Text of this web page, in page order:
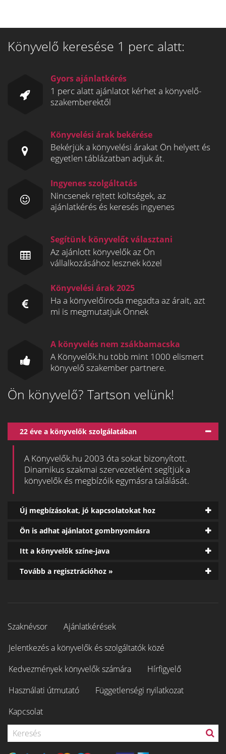
Könyvelő keresése 1 perc alatt:
Gyors ajánlatkérés
1 perc alatt ajánlatot kérhet a könyvelő-
szakemberektől
Könyvelési árak bekérése
Bekérjük a könyvelési árakat Ön helyett és
egyetlen táblázatban adjuk át.
Ingyenes szolgáltatás
Nincsenek rejtett költségek, az
ajánlatkérés és keresés ingyenes
Segítünk könyvelőt választani
Az ajánlott könyvelők az Ön
vállalkozásához lesznek közel
Könyvelési árak 2025
Ha a könyvelőiroda megadta az árait, azt
mi is megmutatjuk Önnek
A könyvelés nem zsákbamacska
A Könyvelők.hu több mint 1000 elismert
könyvelő szakember partnere.
Ön könyvelő? Tartson velünk!
22 éve a könyvelők szolgálatában
A Könyvelők.hu 2003 óta sokat bizonyított.
Dinamikus szakmai szervezetként segítjük a
könyvelők és megbízóik egymásra találását.
Új megbízásokat, jó kapcsolatokat hoz
Ön is adhat ajánlatot gombnyomásra
Itt a könyvelők színe-java
Tovább a regisztrációhoz »
Szaknévsor
Ajánlatkérések
Jelentkezés a könyvelők és szolgáltatók közé
Kedvezmények könyvelők számára
Hírfigyelő
Használati útmutató
Függetlenségi nyilatkozat
Kapcsolat